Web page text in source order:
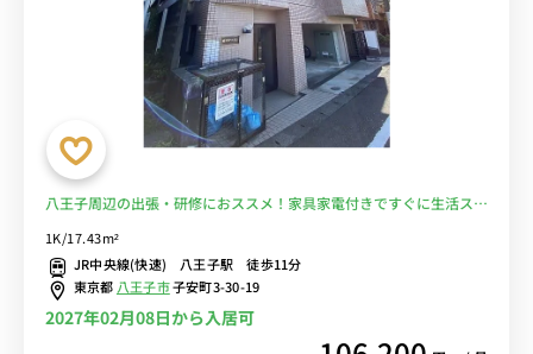
八王子周辺の出張・研修におススメ！家具家電付きですぐに生活スタ
1K/17.43m²
JR中央線(快速) 八王子駅 徒歩11分
東京都 八王子市子安町3-30-19
2027年02月08日から入居可